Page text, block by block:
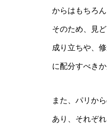
からはもちろ
そのため、見
成り立ちや、
に配分すべき
また、パリか
あり、それぞ